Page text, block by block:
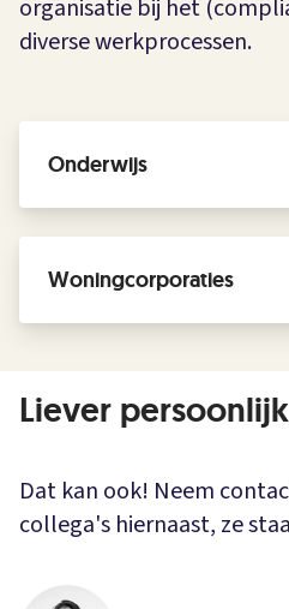
organisatie bij het
diverse werkprocessen.
Onderwijs
Woningcorporaties
Liever
Dat kan ook! Neem
collega's hiernaast, ze